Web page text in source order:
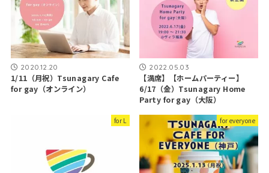
2020.12.20
1/11（月祝）Tsunagary Cafe
for gay（オンライン）
2022.05.03
【満席】【ホームパーティー】
6/17（金）Tsunagary Home
Party for gay（大阪）
for L for everyone